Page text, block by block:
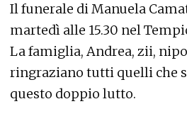
Il funerale di Manuela
martedì alle 15.30 nel
La famiglia, Andrea, zii,
ringraziano tutti quelli che
questo doppio lutto.